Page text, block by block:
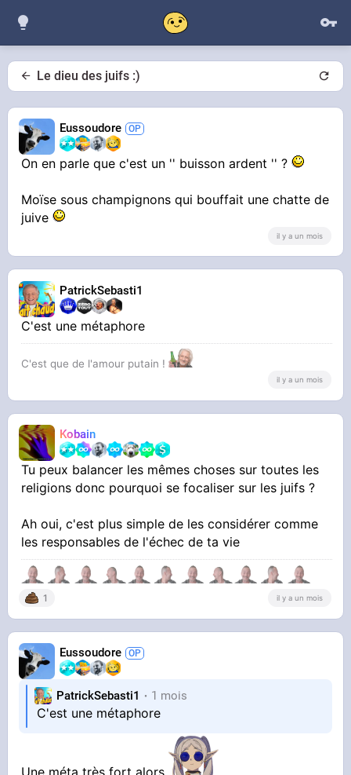
Le dieu des juifs :)
Eussoudore
On en parle que c'est un '' buisson ardent '' ?
Moïse sous champignons qui bouffait une chatte de
juive
il y a un mois
PatrickSebasti1
C'est une métaphore
C'est que de l'amour putain !
il y a un mois
Kobain
Tu peux balancer les mêmes choses sur toutes les
religions donc pourquoi se focaliser sur les juifs ?
Ah oui, c'est plus simple de les considérer comme
les responsables de l'échec de ta vie
1 il y a un mois
Eussoudore
PatrickSebasti1 1 mois
C'est une métaphore